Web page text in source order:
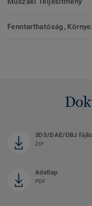
Fenntarthatóság,
3DS/DAE/OBJ
ZIP
Adatlap
PDF